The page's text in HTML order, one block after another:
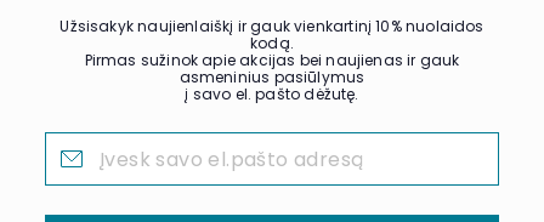
Užsisakyk naujienlaiškį ir gauk vienkartinį 10% nuolaidos
kodą.
Pirmas sužinok apie akcijas bei naujienas ir gauk
asmeninius pasiūlymus
į savo el. pašto dėžutę.